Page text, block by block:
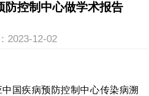
防控制中心做学术报告
2023-12-02
中国疾病预防控制中心传染病溯